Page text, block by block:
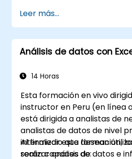
Leer más...
Análisis de datos con
14 Horas
Esta formación en vivo
instructor en Peru (en línea
está dirigida a analistas de
analistas de datos de nivel
intermedio que desean
realizar análisis de datos e
Al finalizar esta formación,
serán capaces de: